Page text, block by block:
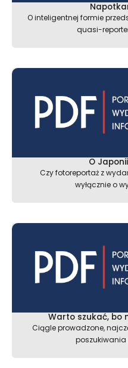
O inteligentnej formie
quasi-
O
Czy fotoreportaż z
wyłącznie o
Warto szukać, bo
Ciągle prowadzone,
poszukiwania